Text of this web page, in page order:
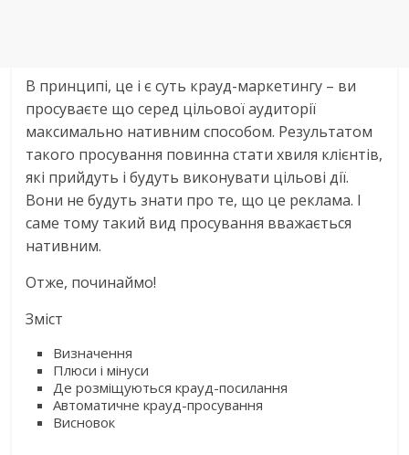
В принципі, це і є суть крауд-маркетингу – ви
просуваєте що серед цільової аудиторії
максимально нативним способом. Результатом
такого просування повинна стати хвиля клієнтів,
які прийдуть і будуть виконувати цільові дії.
Вони не будуть знати про те, що це реклама. І
саме тому такий вид просування вважається
нативним.
Отже, починаймо!
Зміст
Визначення
Плюси і мінуси
Де розміщуються крауд-посилання
Автоматичне крауд-просування
Висновок